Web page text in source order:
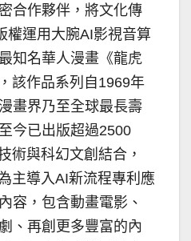
合作夥伴，將文化傳
權運用大腕AI影視音算
知名華人漫畫《龍虎
該作品系列自1969年
畫界乃至全球最長壽
今已出版超過2500
術與科幻文創結合，
主導入AI新流程專利應
容，包含動畫電影、
、再創更多豐富的內